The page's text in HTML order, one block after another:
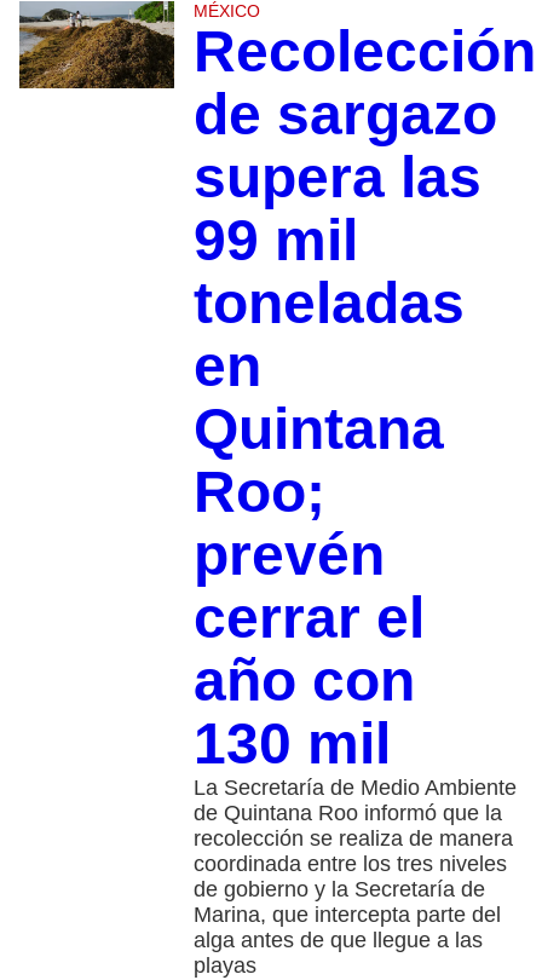
MÉXICO
Recolección
de sargazo
supera las
99 mil
toneladas
en
Quintana
Roo;
prevén
cerrar el
año con
130 mil
La Secretaría de Medio Ambiente
de Quintana Roo informó que la
recolección se realiza de manera
coordinada entre los tres niveles
de gobierno y la Secretaría de
Marina, que intercepta parte del
alga antes de que llegue a las
playas